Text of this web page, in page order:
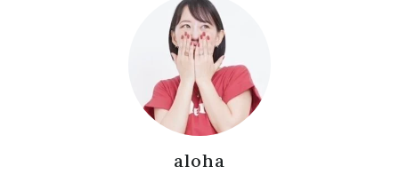
aloha